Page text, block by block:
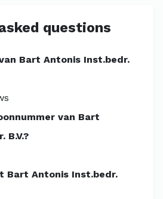
questions
Bart Antonis Inst.bedr.
van Bart
B.V.?
Bart Antonis Inst.bedr.